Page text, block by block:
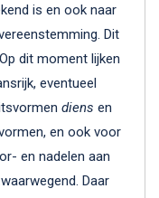
is en ook naar
Dit
dit moment lijken
eventueel
diens en
en ook voor
en nadelen aan
Daar